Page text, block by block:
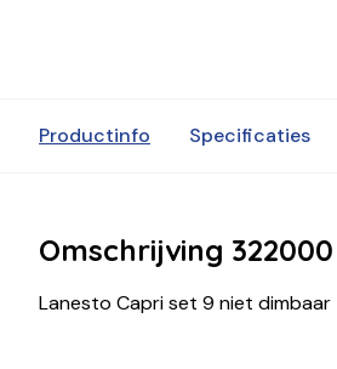
Productinfo Specificaties
Omschrijving
Lanesto Capri set 9 niet dimbaar